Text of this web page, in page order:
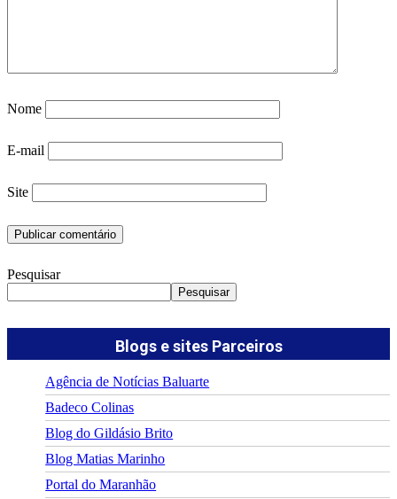
Nome
E-mail
Site
Pesquisar
Pesquisar
Blogs e sites Parceiros
Agência de Notícias Baluarte
Badeco Colinas
Blog do Gildásio Brito
Blog Matias Marinho
Portal do Maranhão